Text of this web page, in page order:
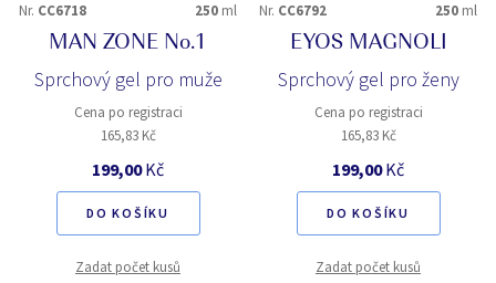
Nr. CC6718 250 ml
MAN ZONE No.1
Sprchový gel pro muže
Cena po registraci
165,83 Kč
199,00Kč
DO KOŠÍKU
Zadat počet kusů
Nr. CC6792 250 ml
EYOS MAGNOLI
Sprchový gel pro ženy
Cena po registraci
165,83 Kč
199,00Kč
DO KOŠÍKU
Zadat počet kusů